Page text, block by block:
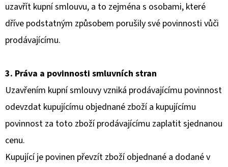
uzavřít kupní smlouvu, a to zejména s osobami, které
dříve podstatným způsobem porušily své povinnosti vůči
prodávajícímu.
3. Práva a povinnosti smluvních stran
Uzavřením kupní smlouvy vzniká prodávajícímu povinnost
odevzdat kupujícímu objednané zboží a kupujícímu
povinnost za toto zboží prodávajícímu zaplatit sjednanou
cenu.
Kupující je povinen převzít zboží objednané a dodané v